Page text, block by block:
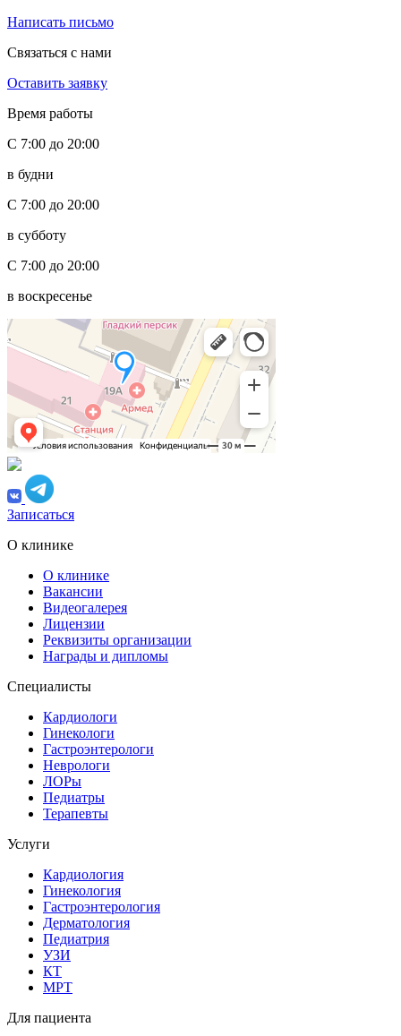
Написать письмо
Связаться с нами
Оставить заявку
Время работы
С 7:00 до 20:00
в будни
С 7:00 до 20:00
в субботу
С 7:00 до 20:00
в воскресенье
Записаться
О клинике
О клинике
Вакансии
Видеогалерея
Лицензии
Реквизиты организации
Награды и дипломы
Специалисты
Кардиологи
Гинекологи
Гастроэнтерологи
Неврологи
ЛОРы
Педиатры
Терапевты
Услуги
Кардиология
Гинекология
Гастроэнтерология
Дерматология
Педиатрия
УЗИ
КТ
МРТ
Для пациента